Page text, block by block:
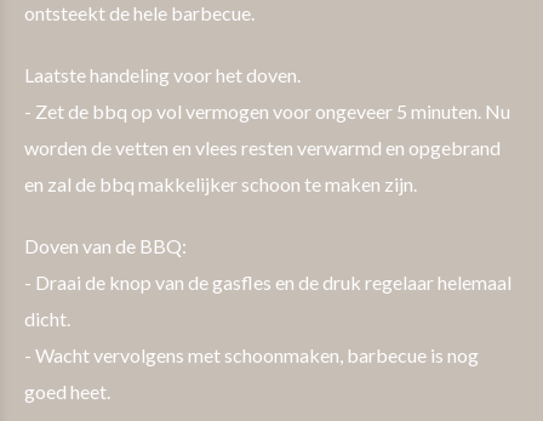
ontsteekt de hele barbecue.
Laatste handeling voor het doven.
- Zet de bbq op vol vermogen voor ongeveer 5 minuten. Nu
worden de vetten en vlees resten verwarmd en opgebrand
en zal de bbq makkelijker schoon te maken zijn.
Doven van de BBQ:
- Draai de knop van de gasfles en de druk regelaar helemaal
dicht.
- Wacht vervolgens met schoonmaken, barbecue is nog
goed heet.